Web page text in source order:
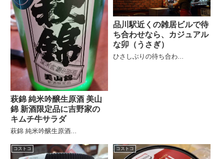
萩錦 純米吟醸生原酒 美山
錦 新酒限定品に吉野家の
キムチ牛サラダ
萩錦 純米吟醸生原酒...
品川駅近くの雑居ビルで待
ち合わせなら、カジュアル
な卯（うさぎ）
ひさしぶりの待ち合わ...
コストコ コストコ